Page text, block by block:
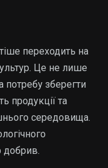
переходить на
Це не лише
потребу зберегти
продукції та
середовища.
добрив.